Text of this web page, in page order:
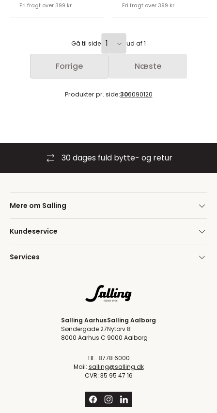
Fri fragt over 399 kr Fri fragt over 399 kr
Gå til side ud af 1
Forrige Næste
Produkter pr. side:306090120
30 dages fuld bytte- og retur
Mere om Salling
Kundeservice
Services
Salling Aarhus
Søndergade 27
8000 Aarhus C
Salling Aalborg
Nytorv 8
9000 Aalborg
Tlf.: 8778 6000
Mail: salling@salling.dk
CVR: 35 95 47 16